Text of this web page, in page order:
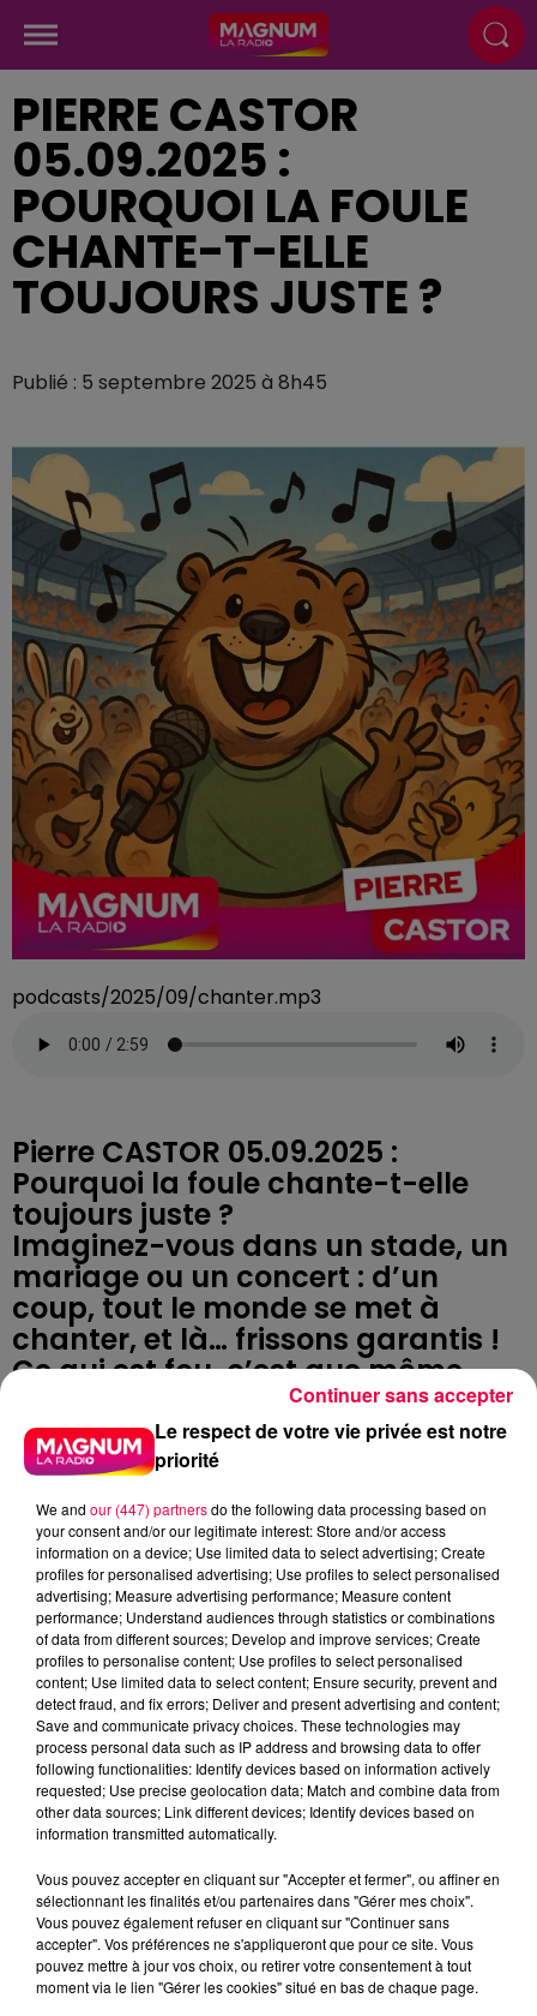
PIERRE CASTOR
05.09.2025 :
POURQUOI LA FOULE
CHANTE-T-ELLE
TOUJOURS JUSTE ?
Publié : 5 septembre 2025 à 8h45
podcasts/2025/09/chanter.mp3
Pierre CASTOR 05.09.2025 :
Pourquoi la foule chante-t-elle
toujours juste ?
Imaginez-vous dans un stade, un
mariage ou un concert : d’un
coup, tout le monde se met à
chanter, et là… frissons garantis !
Ce qui est fou, c’est que même
sans chef d’orchestre, la foule
semble chanter juste. Mais alors,
comment est-ce possible ?
Eh bien, chanter ensemble, c’est
un réflexe social vieux comme le
monde. Ça synchronise les
respirations, ça met tout le monde
au même tempo et crée une belle
cohésion. Dans une foule, on
s’appuie sur trois choses simples :
une mélodie connue, un rythme
clair, et surtout… l’oreille du voisin.
Chacun ajuste son volume et sa
voix pour se fondre dans le
groupe. Résultat : l’ensemble
paraît parfaitement accordé,
même si individuellement…
certains sont un peu à côté de la
plaque.
Petit secret : c’est la moyenne qui
Le respect de votre vie privée est notre
priorité
We and our (447) partnersdo the following data processing based on
your consent and/or our legitimate interest: Store and/or access
information on a device; Use limited data to select advertising; Create
profiles for personalised advertising; Use profiles to select personalised
advertising; Measure advertising performance; Measure content
performance; Understand audiences through statistics or combinations
of data from different sources; Develop and improve services; Create
profiles to personalise content; Use profiles to select personalised
content; Use limited data to select content; Ensure security, prevent and
detect fraud, and fix errors; Deliver and present advertising and content;
Save and communicate privacy choices. These technologies may
process personal data such as IP address and browsing data to offer
following functionalities: Identify devices based on information actively
requested; Use precise geolocation data; Match and combine data from
other data sources; Link different devices; Identify devices based on
information transmitted automatically.
Vous pouvez accepter en cliquant sur "Accepter et fermer", ou affiner en
sélectionnant les finalités et/ou partenaires dans "Gérer mes choix".
Vous pouvez également refuser en cliquant sur "Continuer sans
accepter". Vos préférences ne s'appliqueront que pour ce site. Vous
pouvez mettre à jour vos choix, ou retirer votre consentement à tout
moment via le lien "Gérer les cookies" situé en bas de chaque page.
Continuer sans accepter